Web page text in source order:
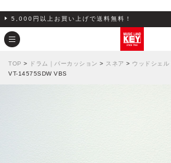
5,000円以上お買い上げで送料無料！
TOP > ドラム｜パーカッション > スネア > ウッドシェル
VT-14575SDW VBS